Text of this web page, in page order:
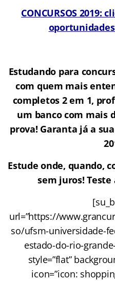
CONCURSOS 2019:
Estudando para
com quem mais
completos 2 em 1,
um banco com mais
prova! Garanta já a
Estude onde, quando,
sem juros! Teste
url=”https://
so/ufsm-universidade-
estado-do-rio-
style=”flat”
icon=”icon: